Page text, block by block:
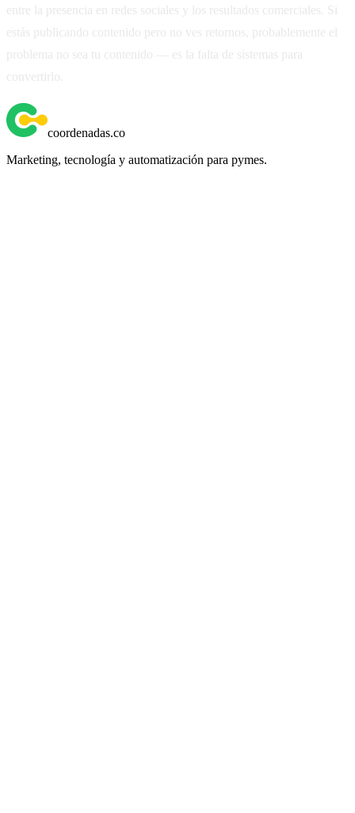
entre la presencia en redes sociales y los resultados comerciales. Si
estás publicando contenido pero no ves retornos, probablemente el
problema no sea tu contenido — es la falta de sistemas para
convertirlo.
coordenadas.co
Marketing, tecnología y automatización para pymes.